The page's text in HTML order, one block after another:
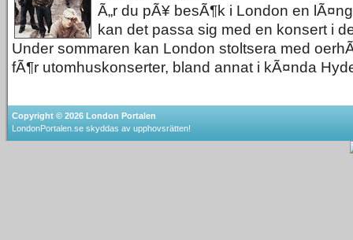
Ã„r du pÃ¥ besÃ¶k i London en
kan det passa sig med en konsert i
Under sommaren kan London stoltsera med
fÃ¶r utomhuskonserter, bland annat i kÃ¤nda
Copyright © 2026 London Portalen
LondonPortalen.se skyddas av upphovsrätten!